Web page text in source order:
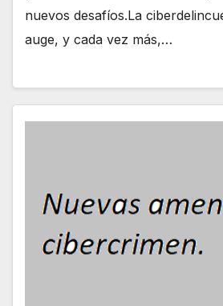
nuevos desafíos.La
auge, y cada vez más,…